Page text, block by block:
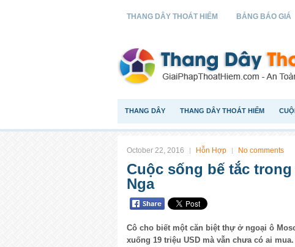
THANG DÂY THOÁT HIỂM BẢNG BÁO GIÁ
THANG DÂY THANG DÂY THOÁT HIỂM
October 22, 2016 Hỗn Hợp No comments
Cuộc sống bế tắc
Nga
Cô cho biết một căn biệt thự ở ngoại ô
xuống 19 triệu USD mà vẫn chưa có ai